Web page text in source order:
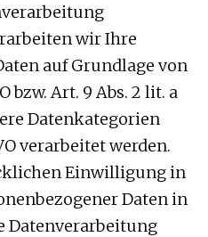
wir Ihre
auf Grundlage von
bzw. Art. 9 Abs. 2 lit. a
Datenkategorien
verarbeitet werden.
Einwilligung in
Daten in
Datenverarbeitung